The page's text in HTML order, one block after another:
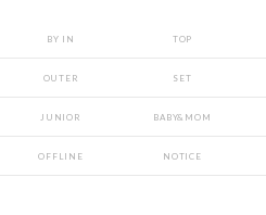
BY IN TOP
OUTER SET
JUNIOR BABY&MOM
OFFLINE NOTICE